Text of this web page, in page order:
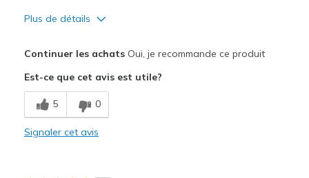
Plus de détails
Comfortable
Les meilleures utilisations
Casual Wear
Continuer les achatsOui, je recommande ce produit
Est-ce que cet avis est utile?
5 0
Signaler cet avis